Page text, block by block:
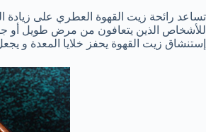
تساعد رائحة زيت القهوة العطري على زيادة
للأشخاص الذين يتعافون من مرض طويل أو
إستنشاق زيت القهوة يحفز خلايا المعدة و